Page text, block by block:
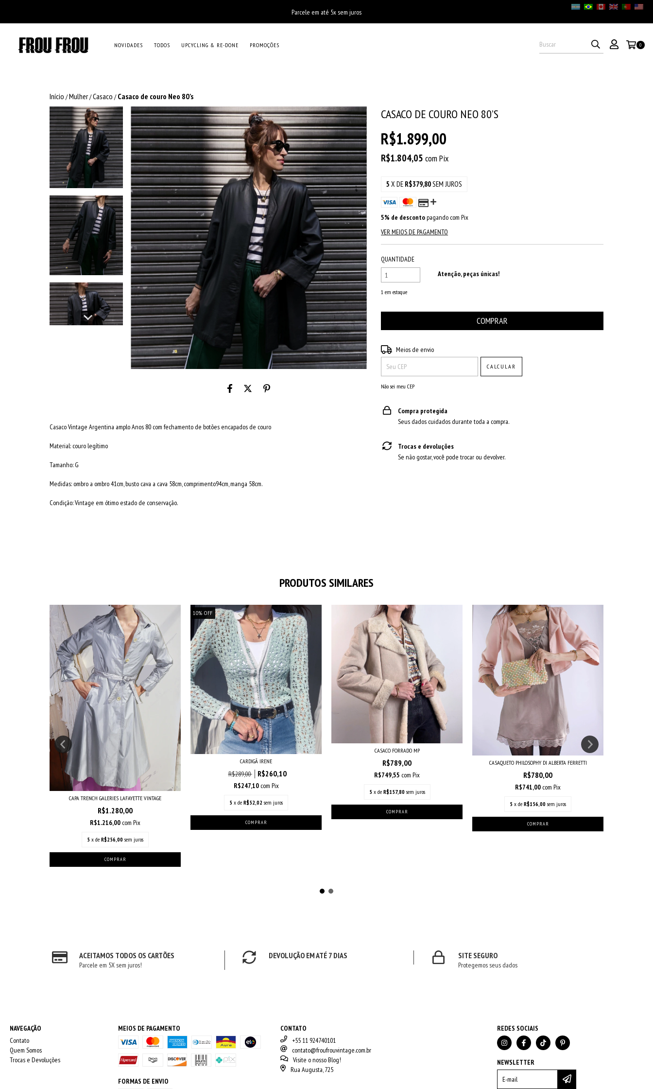
Parcele em até 5x sem juros
NOVIDADES TODOS UPCYCLING & RE-DONE PROMOÇÕES 0
Início /Mulher/Casaco / Casaco de couro Neo 80’s
Casaco Vintage Argentina amplo Anos 80 com fechamento de botões encapados de couro
Material: couro legítimo
Tamanho: G
Medidas: ombro a ombro 41cm, busto cava a cava 58cm, comprimento94cm, manga 58cm.
Condição: Vintage em ótimo estado de conservação.
CASACO DE COURO NEO 80’S
R$1.899,00
R$1.804,05com Pix
5 X DE R$379,80SEM JUROS
5% de descontopagando com Pix
VER MEIOS DE PAGAMENTO
QUANTIDADE
1 em estoque
Atenção, peças únicas!
Entregas para o CEP:
Meios de envio
CALCULAR
Não sei meu CEP
Compra protegida
Seus dados cuidados durante toda a compra.
Trocas e devoluções
Se não gostar, você pode trocar ou devolver.
PRODUTOS SIMILARES
CAPA TRENCH GALERIES LAFAYETTE VINTAGE
R$1.280,00
R$1.216,00 com Pix
5 x de R$256,00 sem juros
10% OFF
CARDIGÃ IRENE
R$289,00 R$260,10
R$247,10 com Pix
5 x de R$52,02 sem juros
CASACO FORRADO MP
R$789,00
R$749,55 com Pix
5 x de R$157,80 sem juros
CASAQUETO PHILOSOPHY DI ALBERTA FERRETTI
R$780,00
R$741,00 com Pix
5 x de R$156,00 sem juros
ACEITAMOS TODOS OS CARTÕES
Parcele em 5X sem juros!
DEVOLUÇÃO EM ATÉ 7 DIAS SITE SEGURO
Protegemos seus dados
NAVEGAÇÃO
Contato
Quem Somos
Trocas e Devoluções
MEIOS DE PAGAMENTO
FORMAS DE ENVIO
CONTATO
+55 11 924740101
contato@froufrouvintage.com.br
Visite o nosso Blog!
Rua Augusta, 725
REDES SOCIAIS
NEWSLETTER